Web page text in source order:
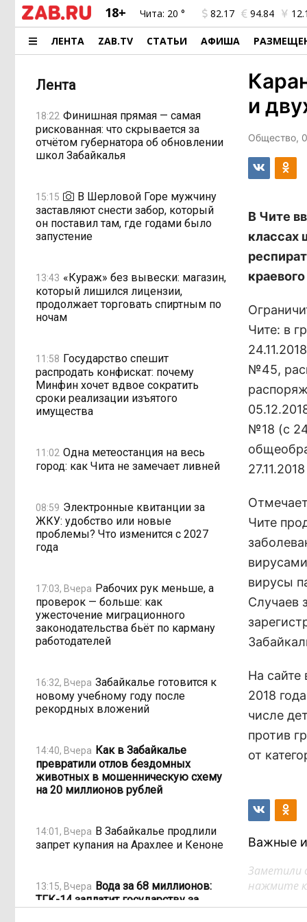
18+ Чита: 20 ° 82.17 94.84
ЛЕНТА ZAB.TV СТАТЬИ АФИША
Лента
18:22 Финишная прямая — самая
рискованная: что скрывается за
отчётом губернатора об обновлении
школ Забайкалья
15:15
В Шерловой Горе мужчину
заставляют снести забор, который
он поставил там, где годами было
запустение
13:43 «Кураж» без вывески: магазин,
который лишился лицензии,
продолжает торговать спиртным по
ночам
11:58 Государство спешит
распродать конфискат: почему
Минфин хочет вдвое сократить
сроки реализации изъятого
имущества
11:02 Одна метеостанция на весь
город: как Чита не замечает ливней
08:59 Электронные квитанции за
ЖКУ: удобство или новые
проблемы? Что изменится с 2027
года
17:03, Вчера Рабочих рук меньше, а
проверок — больше: как
ужесточение миграционного
законодательства бьёт по карману
работодателей
16:32, Вчера Забайкалье готовится к
новому учебному году после
рекордных вложений
14:40, Вчера Как в Забайкалье
превратили отлов бездомных
животных в мошенническую схему
на 20 миллионов рублей
14:01, Вчера В Забайкалье продлили
запрет купания на Арахлее и Кеноне
13:15, Вчера Вода за 68 миллионов:
ТГК-14 заплатит государству за
и
Общество,
В Чите
классах
Чите: в
№45,
№18 (с
Чите
вирусы
Случаев
На сайте
2018
числе
против
от
Важные
Заметили
нажмите